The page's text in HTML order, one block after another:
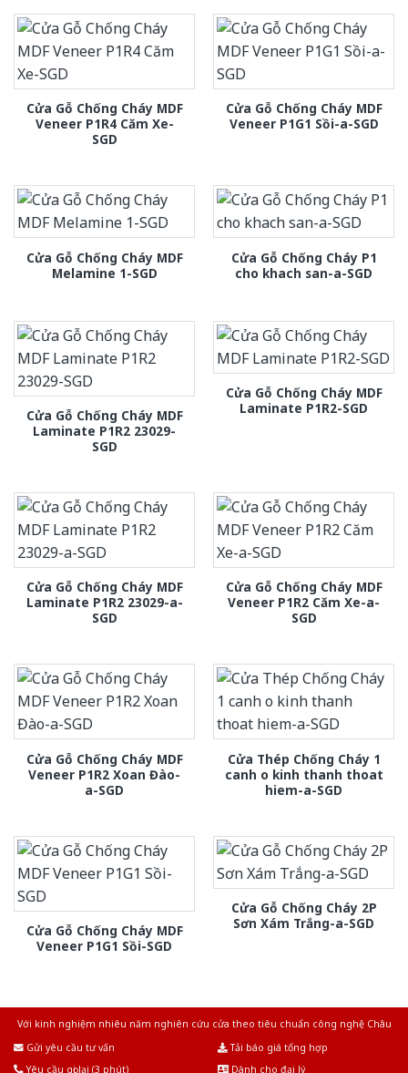
Cửa Gỗ Chống Cháy MDF
Veneer P1R4 Căm Xe-
SGD
Cửa Gỗ Chống Cháy MDF
Veneer P1G1 Sồi-a-SGD
Cửa Gỗ Chống Cháy MDF
Melamine 1-SGD
Cửa Gỗ Chống Cháy P1
cho khach san-a-SGD
Cửa Gỗ Chống Cháy MDF
Laminate P1R2 23029-
SGD
Cửa Gỗ Chống Cháy MDF
Laminate P1R2-SGD
Cửa Gỗ Chống Cháy MDF
Laminate P1R2 23029-a-
SGD
Cửa Gỗ Chống Cháy MDF
Veneer P1R2 Căm Xe-a-
SGD
Cửa Gỗ Chống Cháy MDF
Veneer P1R2 Xoan Đào-
a-SGD
Cửa Thép Chống Cháy 1
canh o kinh thanh thoat
hiem-a-SGD
Cửa Gỗ Chống Cháy MDF
Veneer P1G1 Sồi-SGD
Cửa Gỗ Chống Cháy 2P
Sơn Xám Trắng-a-SGD
Với kinh nghiệm nhiêu năm nghiên cứu cửa theo tiêu chuẩn công nghệ Châu
Gửi yêu cầu tư vấn
Tải báo giá tổng hợp
Yêu cầu gọi lại (3 phút)
Dành cho đại lý